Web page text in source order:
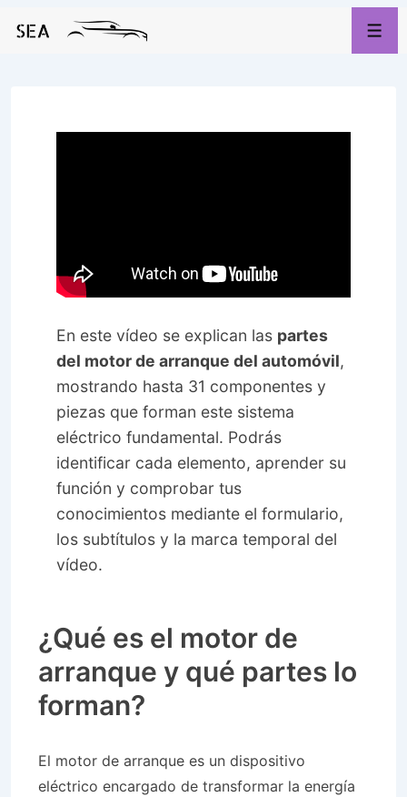
Saltar
En este vídeo se explican las partes
del motor de arranque del automóvil,
mostrando hasta 31 componentes y
piezas que forman este sistema
eléctrico fundamental. Podrás
identificar cada elemento, aprender su
función y comprobar tus
conocimientos mediante el formulario,
los subtítulos y la marca temporal del
vídeo.
¿Qué es el motor de
arranque y qué partes lo
forman?
El motor de arranque es un dispositivo
eléctrico encargado de transformar la energía